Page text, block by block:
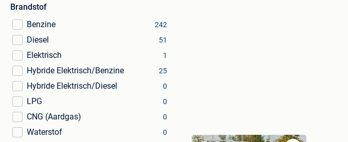
Brandstof
Benzine
242
Diesel 51
Elektrisch 1
Hybride Elektrisch/Benzine 25
Hybride Elektrisch/Diesel 0
LPG 0
CNG (Aardgas) 0
Waterstof 0